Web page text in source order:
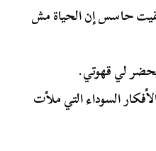
حاسس إن الحياة مش
يُحضر لي قهوتي.
السوداء التي ملأت